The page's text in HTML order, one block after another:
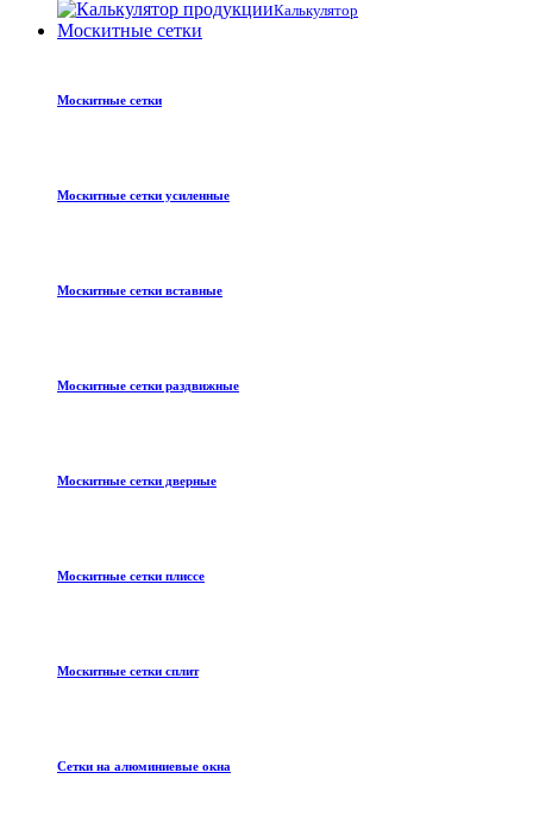
Калькулятор
Москитные сетки
Москитные сетки
Москитные сетки усиленные
Москитные сетки вставные
Москитные сетки раздвижные
Москитные сетки дверные
Москитные сетки плиссе
Москитные сетки сплит
Сетки на алюминиевые окна